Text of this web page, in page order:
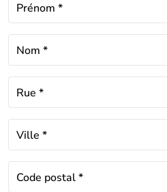
Prénom *
Nom *
Rue *
Ville *
Code postal*